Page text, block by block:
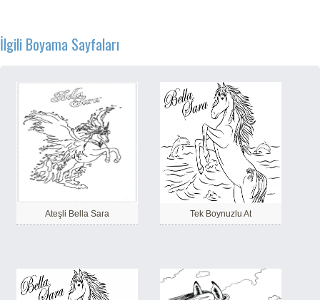
İlgili Boyama Sayfaları
Ateşli Bella Sara Tek Boynuzlu At